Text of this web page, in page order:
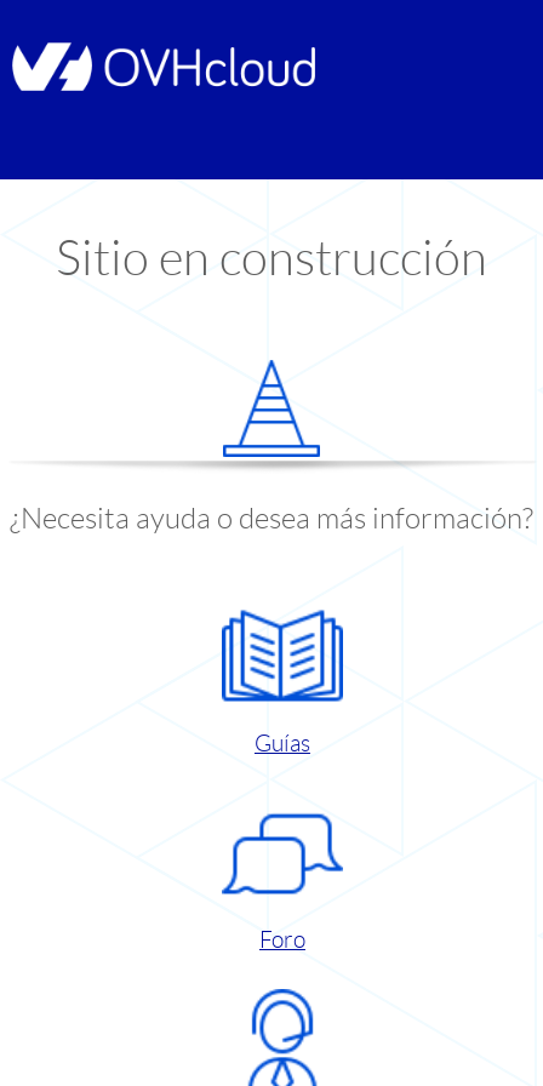
Sitio en construcción
¿Necesita ayuda o desea más información?
Guías
Foro